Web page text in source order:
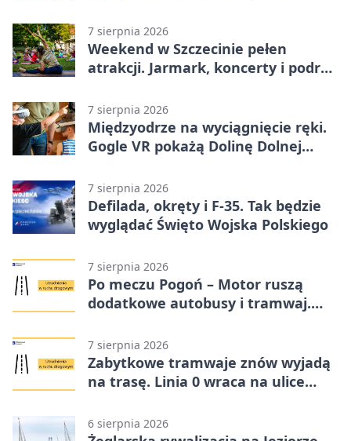
7 sierpnia 2026
Weekend w Szczecinie pełen
atrakcji. Jarmark, koncerty i podróż
7 sierpnia 2026
Międzyodrze na wyciągnięcie ręki.
Gogle VR pokażą Dolinę Dolnej
7 sierpnia 2026
Defilada, okręty i F-35. Tak będzie
wyglądać Święto Wojska Polskiego
7 sierpnia 2026
Po meczu Pogoń – Motor ruszą
dodatkowe autobusy i tramwaj.
7 sierpnia 2026
Zabytkowe tramwaje znów wyjadą
na trasę. Linia 0 wraca na ulice
6 sierpnia 2026